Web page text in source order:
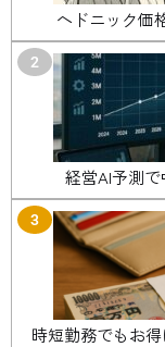
ヘドニック価
2
経営AI予測
3
時短勤務でもお